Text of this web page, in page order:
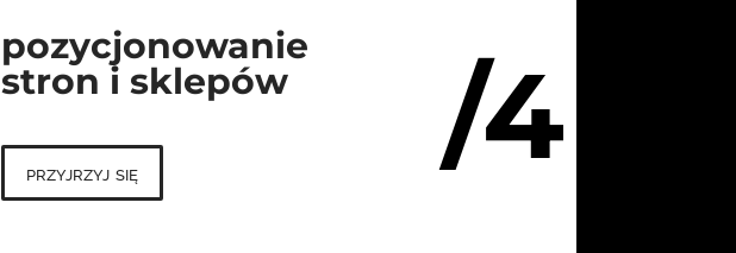
/4
pozycjonowanie
stron i sklepów
przyjrzyj się